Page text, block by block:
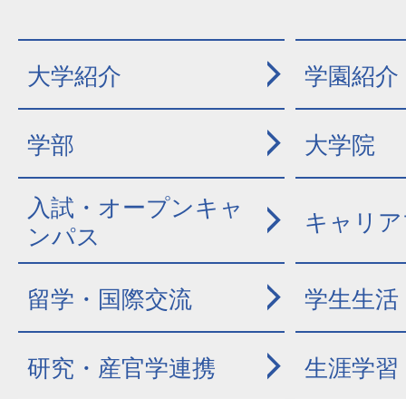
大学紹介 学園紹介
学部 大学院
入試・オープンキャ
ンパス
キャリ
留学・国際交流 学生生活
研究・産官学連携 生涯学習